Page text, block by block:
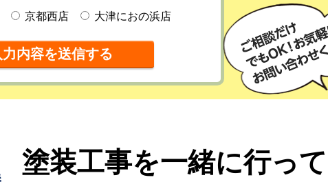
京都西店 大津におの浜店
塗装工事を一緒に行っ